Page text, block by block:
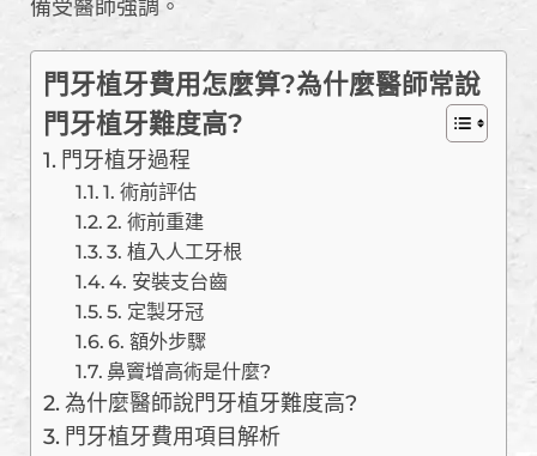
備受醫師強調。
門牙植牙費用怎麼算?為什麼醫師常說
門牙植牙難度高?
門牙植牙過程
1. 術前評估
2. 術前重建
3. 植入人工牙根
4. 安裝支台齒
5. 定製牙冠
6. 額外步驟
鼻竇增高術是什麼?
為什麼醫師說門牙植牙難度高?
門牙植牙費用項目解析